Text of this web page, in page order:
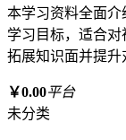
本学习资料全面
学习目标，适合
拓展知识面并提升
￥0.00平台
未分类